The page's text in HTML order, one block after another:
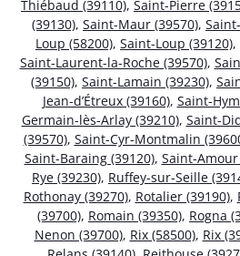
Thiébaud (39110), Saint-Pierre
(39130), Saint-Maur (39570),
Loup (58200), Saint-Loup (39120),
Saint-Laurent-la-Roche (39570),
(39150), Saint-Lamain (39230),
Jean-d’Étreux (39160), Saint-
Germain-lès-Arlay (39210), Saint-
(39570), Saint-Cyr-Montmalin
Saint-Baraing (39120), Saint-Amour
Rye (39230), Ruffey-sur-Seille
Rothonay (39270), Rotalier (39190),
(39700), Romain (39350), Rogna
Nenon (39700), Rix (58500), Rix